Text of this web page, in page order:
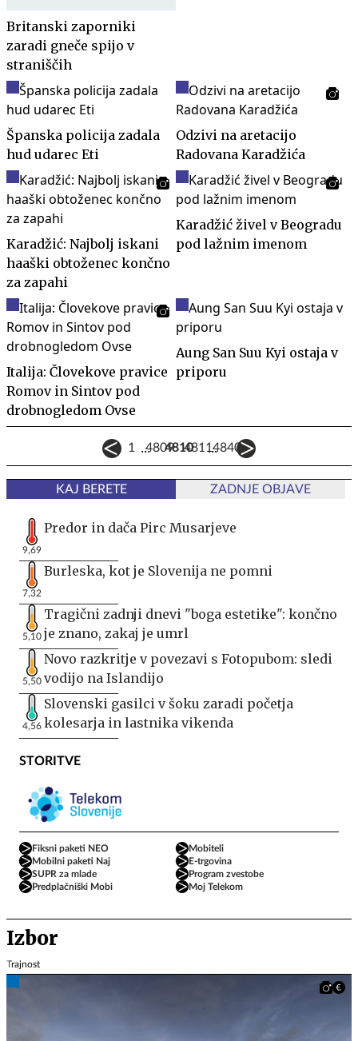
Britanski zaporniki
zaradi gneče spijo v
straniščih
Španska policija zadala
hud udarec Eti
Odzivi na aretacijo
Radovana Karadžića
Karadžić: Najbolj iskani
haaški obtoženec končno
za zapahi
Karadžić živel v Beogradu
pod lažnim imenom
Italija: Človekove pravice
Romov in Sintov pod
drobnogledom Ovse
Aung San Suu Kyi ostaja v
priporu
1 ...480948104811...4840
KAJ BERETE ZADNJE OBJAVE
9,69
Predor in dača Pirc Musarjeve
7,32
Burleska, kot je Slovenija ne pomni
5,10
Tragični zadnji dnevi "boga estetike": končno
je znano, zakaj je umrl
5,50
Novo razkritje v povezavi s Fotopubom: sledi
vodijo na Islandijo
4,56
Slovenski gasilci v šoku zaradi početja
kolesarja in lastnika vikenda
STORITVE
Fiksni paketi NEO
Mobiteli
Mobilni paketi Naj
E-trgovina
SUPR za mlade
Program zvestobe
Predplačniški Mobi
Moj Telekom
Izbor
Trajnost